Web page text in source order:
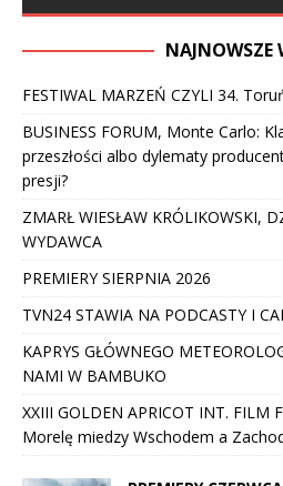
NAJNOWSZE
FESTIWAL MARZEŃ CZYLI 34.
BUSINESS FORUM, Monte Carlo:
przeszłości albo dylematy
presji?
ZMARŁ WIESŁAW KRÓLIKOWSKI,
WYDAWCA
PREMIERY SIERPNIA 2026
TVN24 STAWIA NA PODCASTY I
KAPRYS GŁÓWNEGO
NAMI W BAMBUKO
XXIII GOLDEN APRICOT INT. FILM
Morelę miedzy Wschodem a